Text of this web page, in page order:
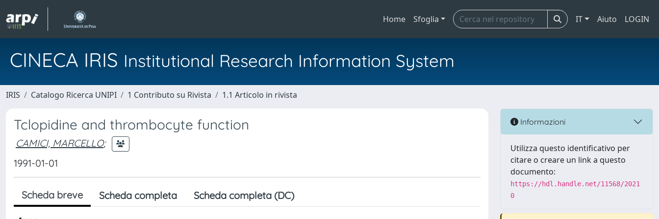
Home Sfoglia IT Aiuto LOGIN
CINECA IRIS Institutional Research Information System
IRIS Catalogo Ricerca UNIPI 1 Contributo su Rivista 1.1 Articolo in rivista
Tclopidine and thrombocyte function
CAMICI, MARCELLO;
1991-01-01
Scheda breve Scheda completa Scheda completa (DC)
Informazioni
Utilizza questo identificativo per
citare o creare un link a questo
documento:
https://hdl.handle.net/11568/2021
0